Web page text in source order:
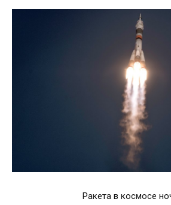
Ракета в космосе